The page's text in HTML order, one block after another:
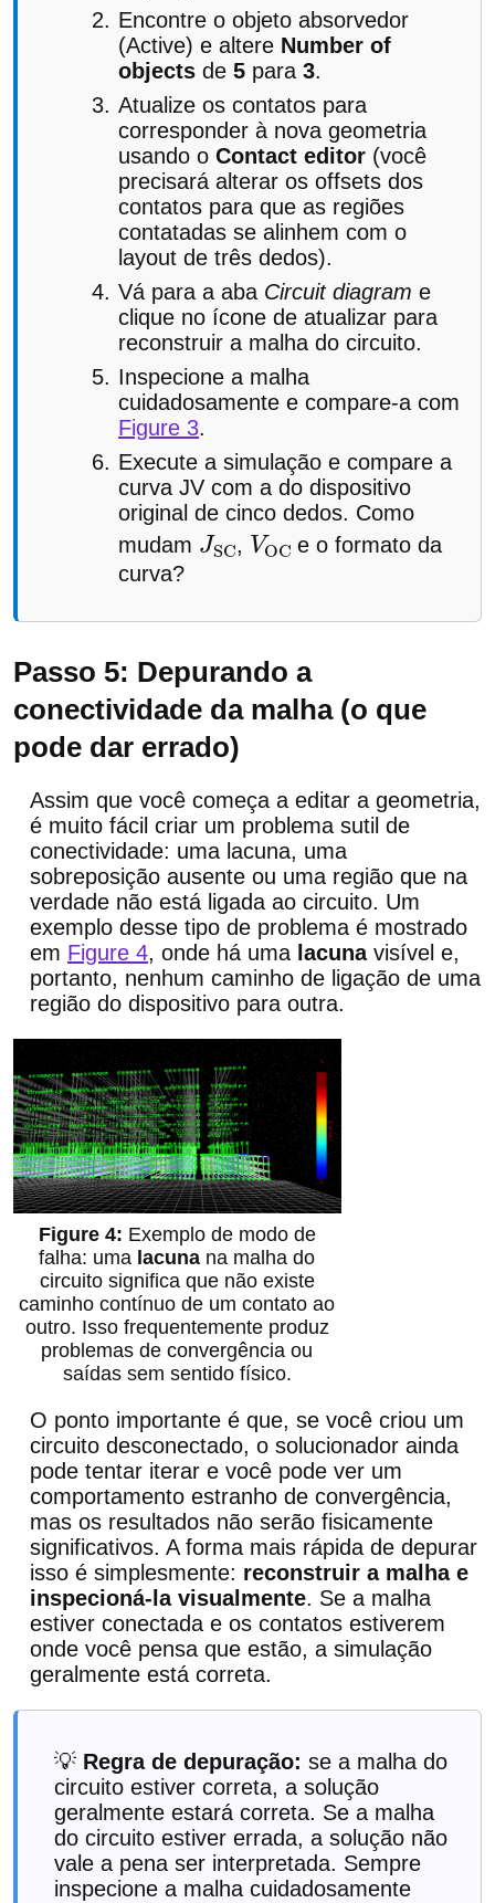
Encontre o objeto absorvedor
(Active) e altere Number of
objects de5 para3.
Atualize os contatos para
corresponder à nova geometria
usando oContact editor (você
precisará alterar os offsets dos
contatos para que as regiões
contatadas se alinhem com o
layout de três dedos).
Vá para a aba Circuit diagram e
clique no ícone de atualizar para
reconstruir a malha do circuito.
Inspecione a malha
cuidadosamente e compare-a com
Figure 3.
Execute a simulação e compare a
curva JV com a do dispositivo
original de cinco dedos. Como
mudam JS , VO e o formato da
curva?
Passo 5: Depurando a
conectividade da malha (o que
pode dar errado)
Assim que você começa a editar a geometria,
é muito fácil criar um problema sutil de
conectividade: uma lacuna, uma
sobreposição ausente ou uma região que na
verdade não está ligada ao circuito. Um
exemplo desse tipo de problema é mostrado
em Figure 4, onde há uma lacunavisível e,
portanto, nenhum caminho de ligação de uma
região do dispositivo para outra.
Exemplo de modo de
falha: uma lacuna na malha do
circuito significa que não existe
caminho contínuo de um contato ao
outro. Isso frequentemente produz
problemas de convergência ou
saídas sem sentido físico.
O ponto importante é que, se você criou um
circuito desconectado, o solucionador ainda
pode tentar iterar e você pode ver um
comportamento estranho de convergência,
mas os resultados não serão fisicamente
significativos. A forma mais rápida de depurar
isso é simplesmente: reconstruir a malha e
inspecioná-la visualmente. Se a malha
estiver conectada e os contatos estiverem
onde você pensa que estão, a simulação
geralmente está correta.
💡 Regra de depuração: se a malha do
circuito estiver correta, a solução
geralmente estará correta. Se a malha
do circuito estiver errada, a solução não
vale a pena ser interpretada. Sempre
inspecione a malha cuidadosamente